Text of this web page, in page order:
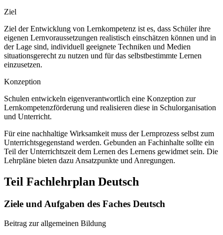
Ziel
Ziel der Entwicklung von Lernkompetenz ist es, dass Schüler ihre
eigenen Lernvoraussetzungen realistisch einschätzen können und in
der Lage sind, individuell geeignete Techniken und Medien
situationsgerecht zu nutzen und für das selbstbestimmte Lernen
einzusetzen.
Konzeption
Schulen entwickeln eigenverantwortlich eine Konzeption zur
Lernkompetenzförderung und realisieren diese in Schulorganisation
und Unterricht.
Für eine nachhaltige Wirksamkeit muss der Lernprozess selbst zum
Unterrichtsgegenstand werden. Gebunden an Fachinhalte sollte ein
Teil der Unterrichtszeit dem Lernen des Lernens gewidmet sein. Die
Lehrpläne bieten dazu Ansatzpunkte und Anregungen.
Teil Fachlehrplan Deutsch
Ziele und Aufgaben des Faches Deutsch
Beitrag zur allgemeinen Bildung